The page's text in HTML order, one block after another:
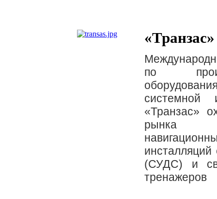
«Транзас»
по
системной
«Транзас»
рынка
(СУДС) и
тренажеров